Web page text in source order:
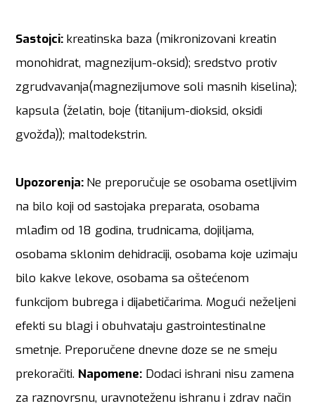
Sastojci: kreatinska baza (mikronizovani kreatin
monohidrat, magnezijum-oksid); sredstvo protiv
zgrudvavanja(magnezijumove soli masnih kiselina);
kapsula (želatin, boje (titanijum-dioksid, oksidi
gvožđa)); maltodekstrin.
Upozorenja: Ne preporučuje se osobama osetljivim
na bilo koji od sastojaka preparata, osobama
mlađim od 18 godina, trudnicama, dojiljama,
osobama sklonim dehidraciji, osobama koje uzimaju
bilo kakve lekove, osobama sa oštećenom
funkcijom bubrega i dijabetičarima. Mogući neželjeni
efekti su blagi i obuhvataju gastrointestinalne
smetnje. Preporučene dnevne doze se ne smeju
prekoračiti. Napomene: Dodaci ishrani nisu zamena
za raznovrsnu, uravnoteženu ishranu i zdrav način